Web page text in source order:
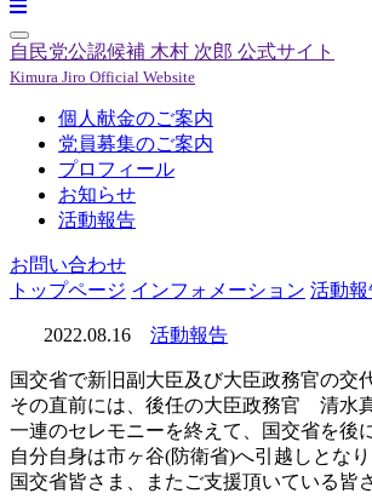
自民党公認候補 木村 次郎 公式サイト
Kimura Jiro Official Website
個人献金のご案内
党員募集のご案内
プロフィール
お知らせ
活動報告
お問い合わせ
トップページ インフォメーション 活動報
2022.08.16 活動報告
国交省で新旧副大臣及び大臣政務官の交
その直前には、後任の大臣政務官 清水
一連のセレモニーを終えて、国交省を後
自分自身は市ヶ谷(防衛省)へ引越しとな
国交省皆さま、またご支援頂いている皆